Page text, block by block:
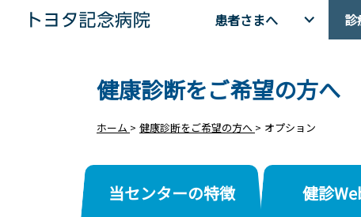
トヨタ記念病院 - 愛知県豊田市
患者さまへ
健康診断をご希望の方へ
ホーム > 健康診断をご希望の方へ > オプション
当センターの特徴 健診